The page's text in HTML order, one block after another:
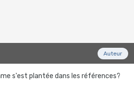
Auteur
s'est plantée dans les références?